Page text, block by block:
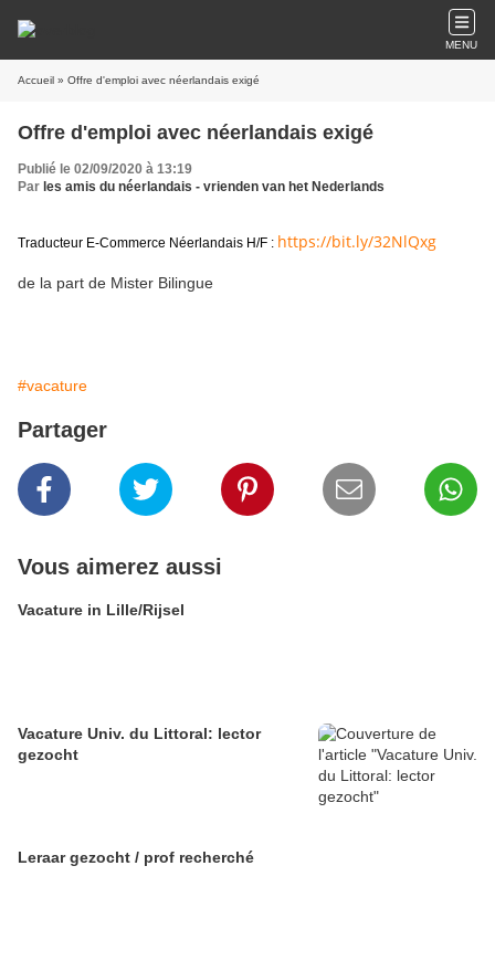
MENU
Accueil » Offre d'emploi avec néerlandais exigé
Offre d'emploi avec néerlandais exigé
Publié le 02/09/2020 à 13:19
Par les amis du néerlandais - vrienden van het Nederlands
Traducteur E-Commerce Néerlandais H/F : https://bit.ly/32NlQxg
de la part de Mister Bilingue
#vacature
Partager
Vous aimerez aussi
Vacature in Lille/Rijsel
Vacature Univ. du Littoral: lector
gezocht
Leraar gezocht / prof recherché